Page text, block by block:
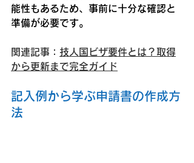
能性もあるため、事前に十分な確認と
準備が必要です。
関連記事： 技人国ビザ要件とは？取得
から更新まで完全ガイド
記入例から学ぶ申請書の作成方
法